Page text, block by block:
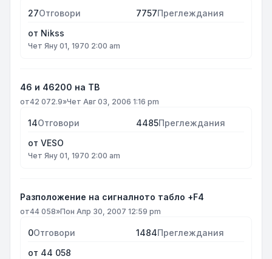
27Отговори 7757Преглеждания
от Nikss
Чет Яну 01, 1970 2:00 am
46 и 46200 на ТВ
от42 072.9»Чет Авг 03, 2006 1:16 pm
14Отговори 4485Преглеждания
от VESO
Чет Яну 01, 1970 2:00 am
Разположение на сигналното табло +F4
от44 058»Пон Апр 30, 2007 12:59 pm
0Отговори 1484Преглеждания
от 44 058